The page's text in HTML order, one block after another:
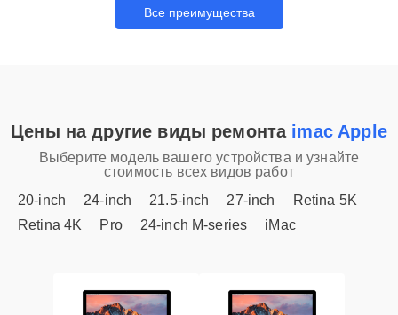
Все преимущества
Цены на другие виды ремонта imac Apple
Выберите модель вашего устройства и узнайте
стоимость всех видов работ
20-inch
24-inch 21.5-inch 27-inch
Retina 5K
Retina 4K
Pro 24-inch M-series iMac